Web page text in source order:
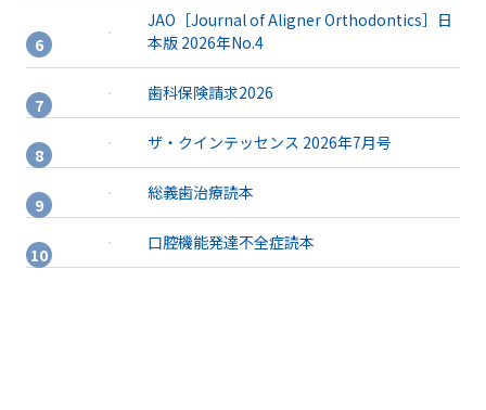
JAO［Journal of Aligner Orthodontics］日
本版 2026年No.4
歯科保険請求2026
ザ・クインテッセンス 2026年7月号
総義歯治療読本
口腔機能発達不全症読本